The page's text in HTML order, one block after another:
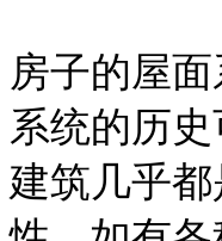
房子的屋
系统的历
建筑几乎